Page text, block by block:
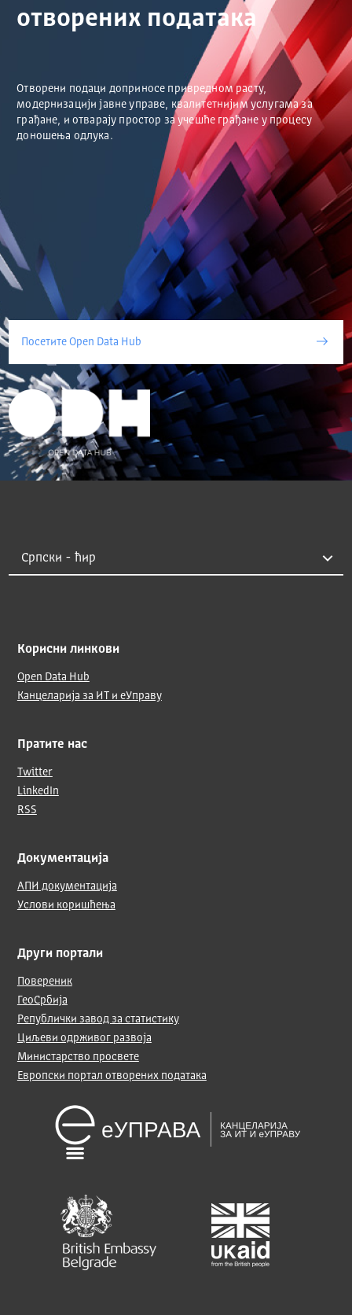
отворених података
Отворени подаци доприносе привредном расту,
модернизацији јавне управе, квалитетнијим услугама за
грађане, и отварају простор за учешће грађане у процесу
доношења одлука.
Посетите Open Data Hub
Корисни линкови
Open Data Hub
Канцеларија за ИТ и еУправу
Пратите нас
Twitter
LinkedIn
RSS
Документација
АПИ документација
Услови коришћења
Други портали
Повереник
ГеоСрбија
Републички завод за статистику
Циљеви одрживог развоја
Министарство просвете
Европски портал отворених података